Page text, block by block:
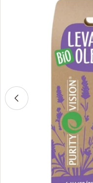
Otvorte